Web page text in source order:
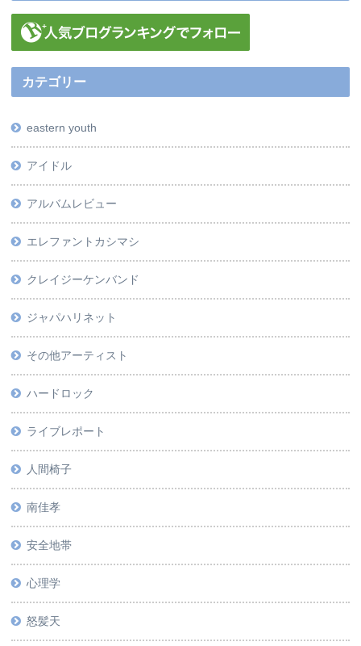
カテゴリー
eastern youth
アイドル
アルバムレビュー
エレファントカシマシ
クレイジーケンバンド
ジャパハリネット
その他アーティスト
ハードロック
ライブレポート
人間椅子
南佳孝
安全地帯
心理学
怒髪天